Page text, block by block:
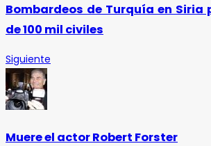
Bombardeos de Turquía en Siria
de 100 mil civiles
Siguiente
Muere el actor Robert Forster